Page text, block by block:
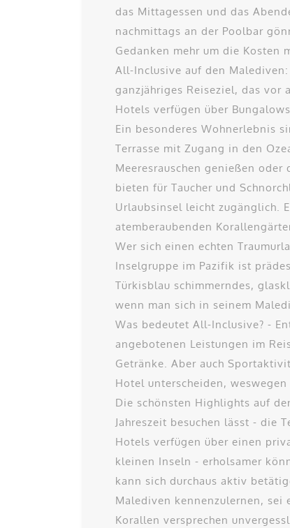
das Mittagessen und das
nachmittags an der Poolbar
Gedanken mehr um die Kosten
All-Inclusive auf den
ganzjähriges Reiseziel, das
Hotels verfügen über
Ein besonderes Wohnerlebnis
Terrasse mit Zugang in den
Meeresrauschen genießen
bieten für Taucher und
Urlaubsinsel leicht zugänglich.
atemberaubenden
Wer sich einen echten
Inselgruppe im Pazifik ist
Türkisblau schimmerndes,
wenn man sich in seinem
Was bedeutet All-Inclusive? -
angebotenen Leistungen im
Getränke. Aber auch
Hotel unterscheiden,
Die schönsten Highlights auf
Jahreszeit besuchen lässt - die
Hotels verfügen über einen
kleinen Inseln - erholsamer
kann sich durchaus aktiv
Malediven kennenzulernen, sei
Korallen versprechen